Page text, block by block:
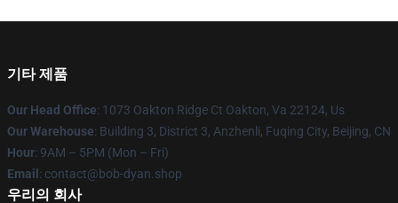
기타 제품
Our Head Office: 1073 Oakton Ridge Ct Oakton, Va 22124, Us
Our Warehouse: Building 3, District 3, Anzhenli, Fuqing City, Beijing, CN
Hour: 9AM – 5PM (Mon – Fri)
Email : contact@bob-dyan.shop
우리의 회사